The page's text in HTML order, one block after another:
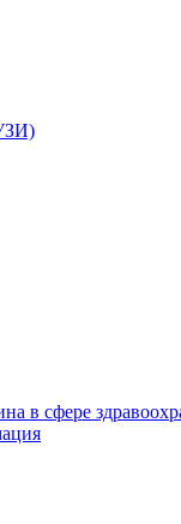
в сфере